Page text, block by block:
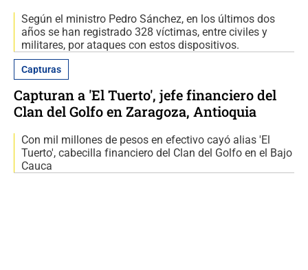
Según el ministro Pedro Sánchez, en los últimos dos
años se han registrado 328 víctimas, entre civiles y
militares, por ataques con estos dispositivos.
Capturas
Capturan a 'El Tuerto', jefe financiero del
Clan del Golfo en Zaragoza, Antioquia
Con mil millones de pesos en efectivo cayó alias 'El
Tuerto', cabecilla financiero del Clan del Golfo en el Bajo
Cauca